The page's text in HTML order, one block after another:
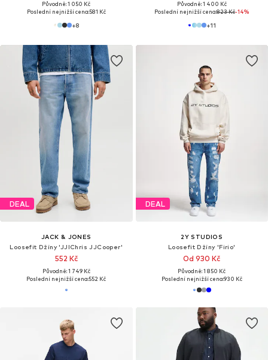
Původně: 1 050 Kč
Poslední nejnižší cena:581 Kč
+8
Původně: 1 400 Kč
Poslední nejnižší cena:823 Kč-14%
+11
DEAL
JACK & JONES
Loosefit Džíny 'JJIChris JJCooper'
552 Kč
Původně: 1 749 Kč
Poslední nejnižší cena:552 Kč
DEAL
2Y STUDIOS
Loosefit Džíny 'Firio'
Od 930 Kč
Původně: 1 850 Kč
Poslední nejnižší cena:930 Kč